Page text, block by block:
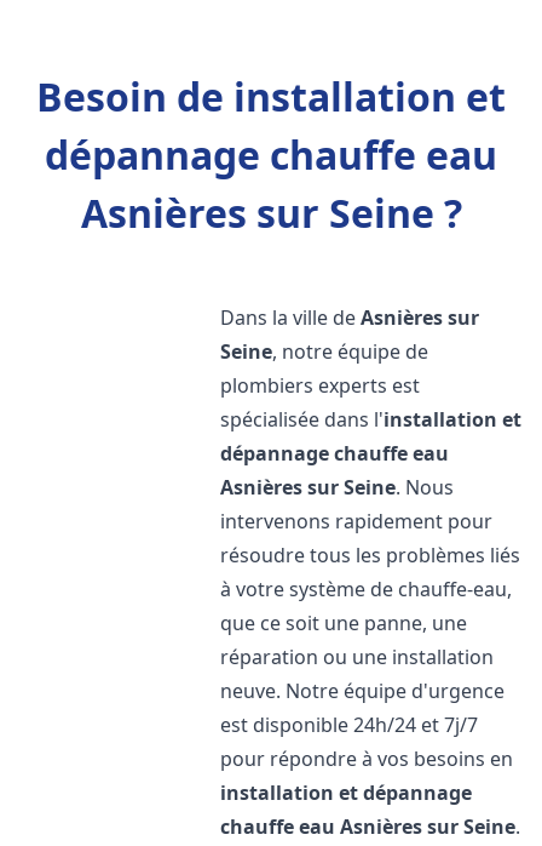
Besoin de installation et
dépannage chauffe eau
Asnières sur Seine ?
Dans la ville deAsnières sur
Seine, notre équipe de
plombiers experts est
spécialisée dans l'installation et
dépannage chauffe eau
Asnières sur Seine. Nous
intervenons rapidement pour
résoudre tous les problèmes liés
à votre système de chauffe-eau,
que ce soit une panne, une
réparation ou une installation
neuve. Notre équipe d'urgence
est disponible 24h/24 et 7j/7
pour répondre à vos besoins en
installation et dépannage
chauffe eau Asnières sur Seine.